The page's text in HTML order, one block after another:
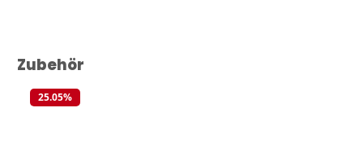
Produktgalerie überspringen
Zubehör
25.05%